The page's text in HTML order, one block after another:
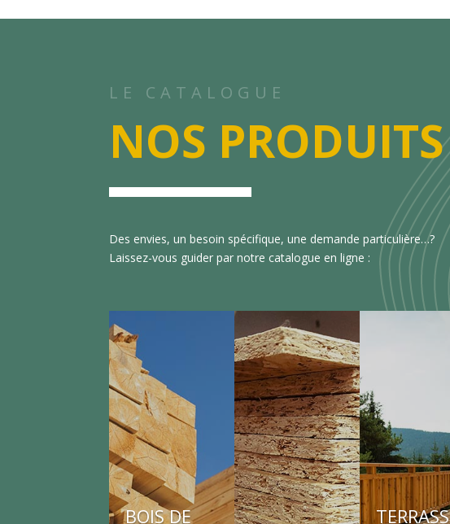
LE CATALOGUE
NOS PRODUITS
Des envies, un besoin spécifique, une demande particulière…?
Laissez-vous guider par notre catalogue en ligne :
BOIS DE